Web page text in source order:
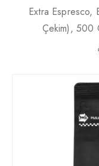
Extra Espresco,
Çekim), 500